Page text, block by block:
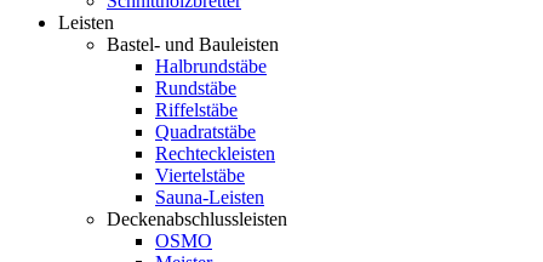
Leisten
Bastel- und Bauleisten
Halbrundstäbe
Rundstäbe
Riffelstäbe
Quadratstäbe
Rechteckleisten
Viertelstäbe
Sauna-Leisten
Deckenabschlussleisten
OSMO